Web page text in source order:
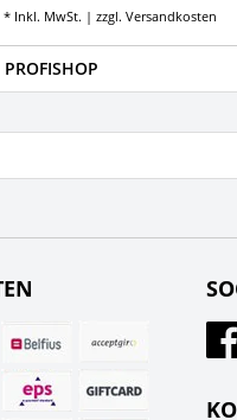
* Inkl. MwSt. | zzgl. Versandkosten
PROFISHOP